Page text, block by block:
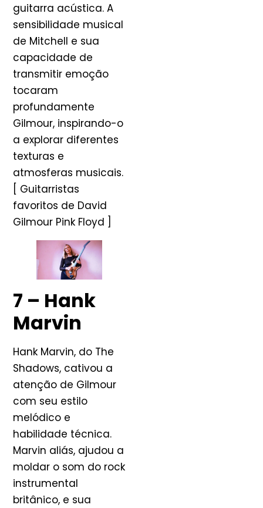
guitarra acústica. A
sensibilidade musical
de Mitchell e sua
capacidade de
transmitir emoção
tocaram
profundamente
Gilmour, inspirando-o
a explorar diferentes
texturas e
atmosferas musicais.
[ Guitarristas
favoritos de David
Gilmour Pink Floyd ]
7 – Hank
Marvin
Hank Marvin, do The
Shadows, cativou a
atenção de Gilmour
com seu estilo
melódico e
habilidade técnica.
Marvin aliás, ajudou a
moldar o som do rock
instrumental
britânico, e sua